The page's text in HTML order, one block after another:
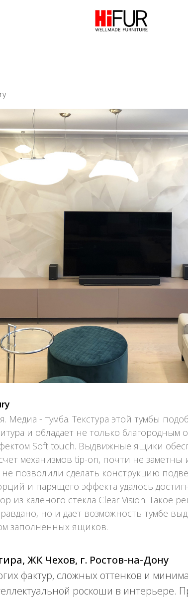
Медиа - тумба. Текстура этой тумбы
и обладает не только
Soft touch. Выдвижные ящики
механизмов tip-on, почти не заметны
позволили сделать конструкцию
и парящего эффекта удалось
из каленого стекла Clear Vision. Такое
но и дает возможность тумбе
заполненных ящиков.
ЖК Чехов, г. Ростов-на-Дону
фактур, сложных оттенков и
роскоши в интерьере.